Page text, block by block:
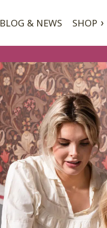
BLOG & NEWS SHOP